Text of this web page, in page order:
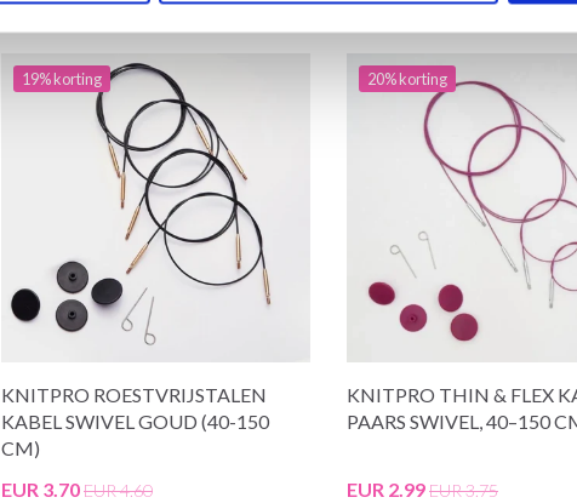
19% korting
KNITPRO ROESTVRIJSTALEN
KABEL SWIVEL GOUD (40-150
CM)
EUR 3.70EUR 4.60
20% korting
KNITPRO THIN & FLEX
PAARS SWIVEL, 40–150
EUR 2.99EUR 3.75